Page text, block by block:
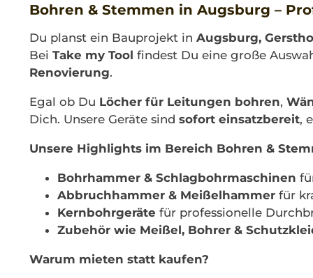
Bohren & Stemmen in Augsburg –
Du planst ein Bauprojekt in Augsburg,
Bei Take my Tool findest Du eine große
Renovierung.
Egal ob Du Löcher für Leitungen bohren,
Dich. Unsere Geräte sind sofort einsatzbereit,
Unsere Highlights im Bereich Bohren &
Bohrhammer & Schlagbohrmaschinen
Abbruchhammer & Meißelhammerfür
Kernbohrgeräte für professionelle
Zubehör wie Meißel, Bohrer &
Warum mieten statt kaufen?